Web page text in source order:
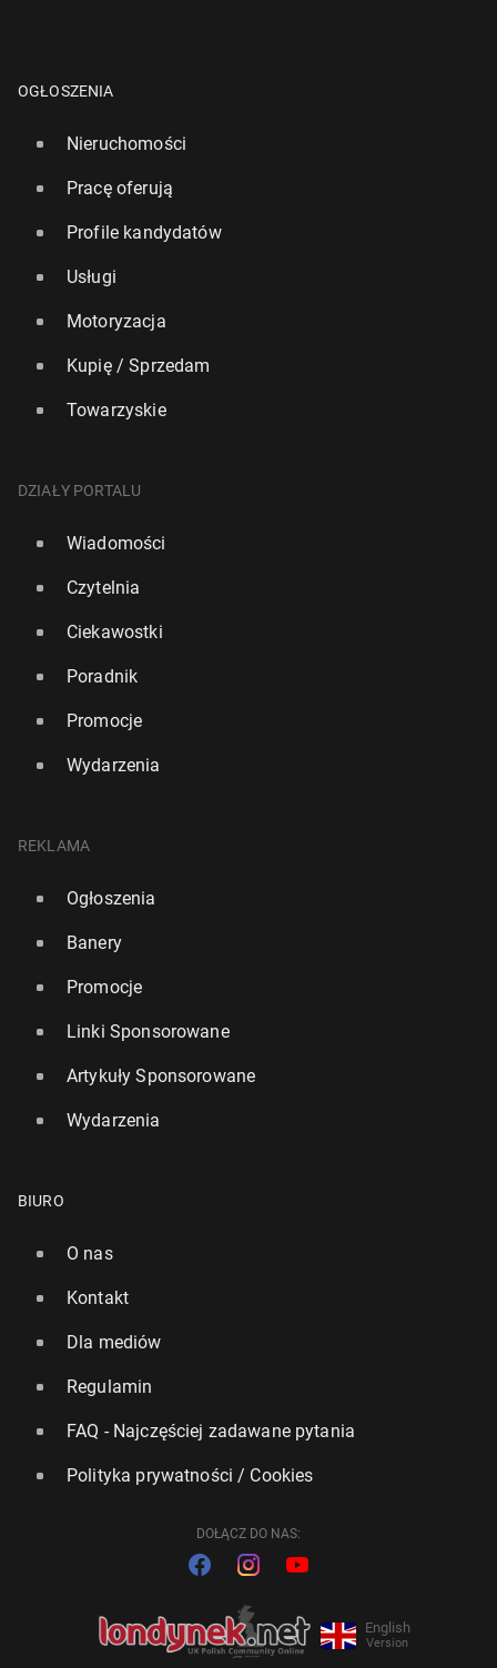
OGŁOSZENIA
Nieruchomości
Pracę oferują
Profile kandydatów
Usługi
Motoryzacja
Kupię / Sprzedam
Towarzyskie
DZIAŁY PORTALU
Wiadomości
Czytelnia
Ciekawostki
Poradnik
Promocje
Wydarzenia
REKLAMA
Ogłoszenia
Banery
Promocje
Linki Sponsorowane
Artykuły Sponsorowane
Wydarzenia
BIURO
O nas
Kontakt
Dla mediów
Regulamin
FAQ - Najczęściej zadawane pytania
Polityka prywatności / Cookies
DOŁĄCZ DO NAS:
English
Version